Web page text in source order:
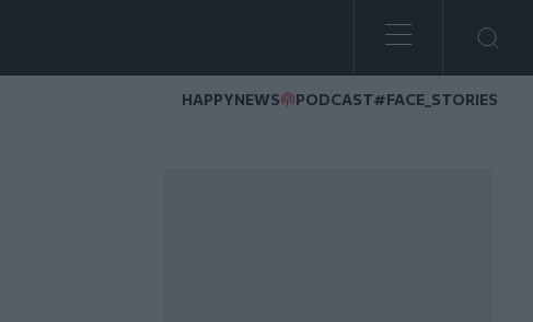
HAPPYNEWS PODCAST#FACE_STORIES